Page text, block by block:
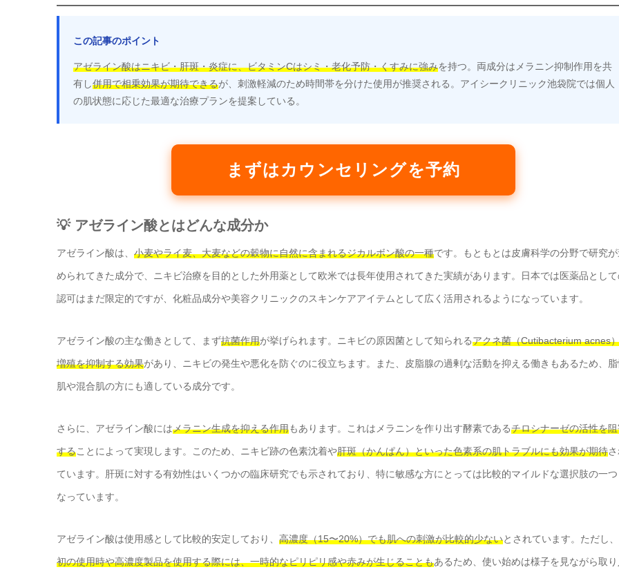
この記事のポイント
アゼライン酸はニキビ・肝斑・炎症に、ビタミンCはシミ・老化予防・くすみに強みを持つ。両成分はメラニン抑制作用を共
有し併用で相乗効果が期待できるが、刺激軽減のため時間帯を分けた使用が推奨される。アイシークリニック池袋院では個人
の肌状態に応じた最適な治療プランを提案している。
まずはカウンセリングを予約
💡 アゼライン酸とはどんな成分か
アゼライン酸は、 小麦やライ麦、大麦などの穀物に自然に含まれるジカルボン酸の一種です。もともとは皮膚科学の分野で研究
められてきた成分で、ニキビ治療を目的とした外用薬として欧米では長年使用されてきた実績があります。日本では医薬品とし
認可はまだ限定的ですが、化粧品成分や美容クリニックのスキンケアアイテムとして広く活用されるようになっています。
アゼライン酸の主な働きとして、まず抗菌作用が挙げられます。ニキビの原因菌として知られるアクネ菌（Cutibacterium acnes
増殖を抑制する効果があり、ニキビの発生や悪化を防ぐのに役立ちます。また、皮脂腺の過剰な活動を抑える働きもあるため、
肌や混合肌の方にも適している成分です。
さらに、アゼライン酸にはメラニン生成を抑える作用もあります。これはメラニンを作り出す酵素であるチロシナーゼの活性を
することによって実現します。このため、ニキビ跡の色素沈着や肝斑（かんぱん）といった色素系の肌トラブルにも効果が期待
ています。肝斑に対する有効性はいくつかの臨床研究でも示されており、特に敏感な方にとっては比較的マイルドな選択肢の一
なっています。
アゼライン酸は使用感として比較的安定しており、 高濃度（15〜20%）でも肌への刺激が比較的少ないとされています。ただし、
初の使用時や高濃度製品を使用する際には、一時的なピリピリ感や赤みが生じることもあるため、使い始めは様子を見ながら取